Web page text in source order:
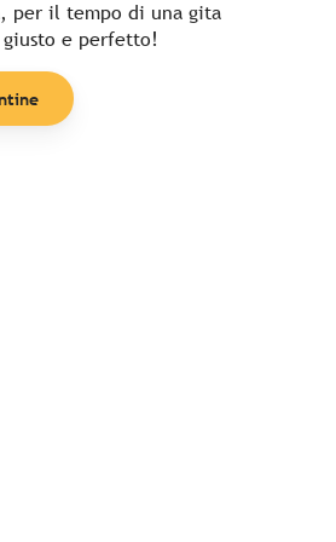
per il tempo di una gita
e perfetto!